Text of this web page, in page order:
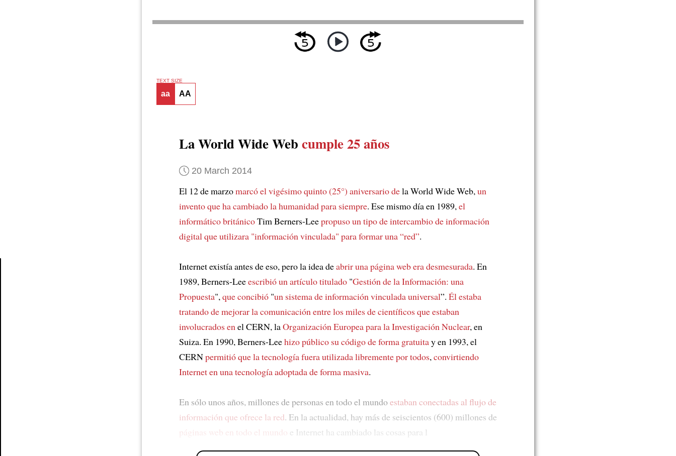
TEXT SIZE
aa AA
La World Wide Web cumple 25 años
20 March 2014
El 12 de marzomarcó el vigésimo quinto (25°) aniversario dela World Wide Web,un
invento que ha cambiado la humanidad para siempre. Ese mismo día en 1989,el
informático británicoTim Berners-Leepropuso un tipo de intercambio de información
digitalque utilizara "información vinculada" para formar una “red”.
Internet existía antes de eso, pero la idea deabrir una página web era desmesurada. En
1989, Berners-Leeescribió un artículo titulado "Gestión de la Información: una
Propuesta",que concibió "un sistema de información vinculada universal”. Él estaba
tratando de mejorar la comunicación entrelos miles de científicos que estaban
involucrados enel CERN, laOrganización Europea para la Investigación Nuclear, en
Suiza. En 1990, Berners-Leehizo público su código de forma gratuitay en 1993, el
CERNpermitió que la tecnologíafuera utilizada libremente por todos,convirtiendo
Internet enuna tecnología adoptada de forma masiva.
En sólo unos años, millones de personas en todo el mundoestaban conectadas al flujo de
información que ofrece la red. En la actualidad, hay más de seiscientos (600) millones de
páginas web en todo el mundo e Internet ha cambiado las cosas para l